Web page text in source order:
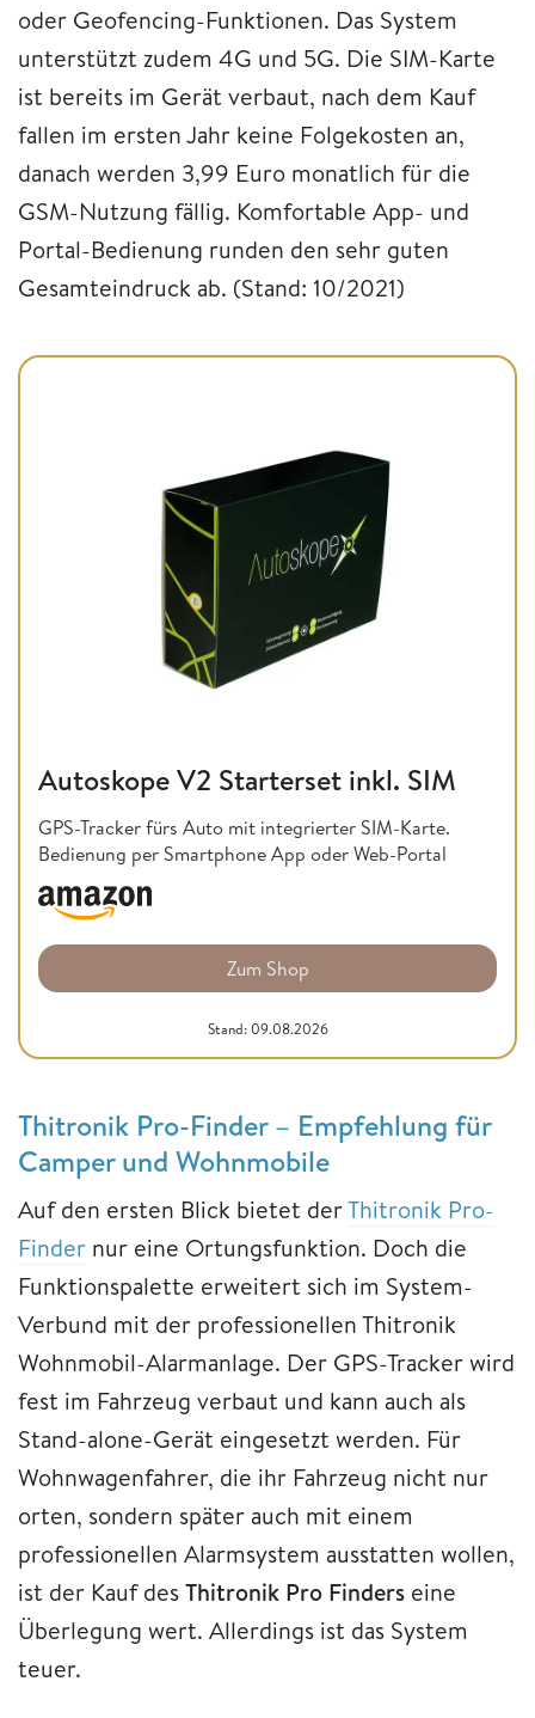
oder Geofencing-Funktionen. Das System
unterstützt zudem 4G und 5G. Die SIM-Karte
ist bereits im Gerät verbaut, nach dem Kauf
fallen im ersten Jahr keine Folgekosten an,
danach werden 3,99 Euro monatlich für die
GSM-Nutzung fällig. Komfortable App- und
Portal-Bedienung runden den sehr guten
Gesamteindruck ab. (Stand: 10/2021)
Autoskope V2 Starterset inkl. SIM
GPS-Tracker fürs Auto mit integrierter SIM-Karte.
Bedienung per Smartphone App oder Web-Portal
Zum Shop
Stand: 09.08.2026
Thitronik Pro-Finder – Empfehlung für
Camper und Wohnmobile
Auf den ersten Blick bietet derThitronik Pro-
Finder nur eine Ortungsfunktion. Doch die
Funktionspalette erweitert sich im System-
Verbund mit der professionellen Thitronik
Wohnmobil-Alarmanlage. Der GPS-Tracker wird
fest im Fahrzeug verbaut und kann auch als
Stand-alone-Gerät eingesetzt werden. Für
Wohnwagenfahrer, die ihr Fahrzeug nicht nur
orten, sondern später auch mit einem
professionellen Alarmsystem ausstatten wollen,
ist der Kauf desThitronik Pro Finders eine
Überlegung wert. Allerdings ist das System
teuer.